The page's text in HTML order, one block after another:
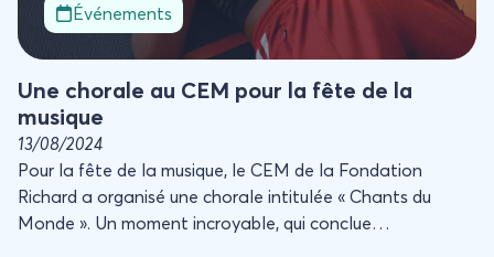
Événements
Une chorale au CEM pour la fête de la
musique
13/08/2024
Pour la fête de la musique, le CEM de la Fondation
Richard a organisé une chorale intitulée « Chants du
Monde ». Un moment incroyable, qui conclue